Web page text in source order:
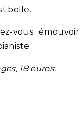
belle.
vous émouvoir
18 euros.